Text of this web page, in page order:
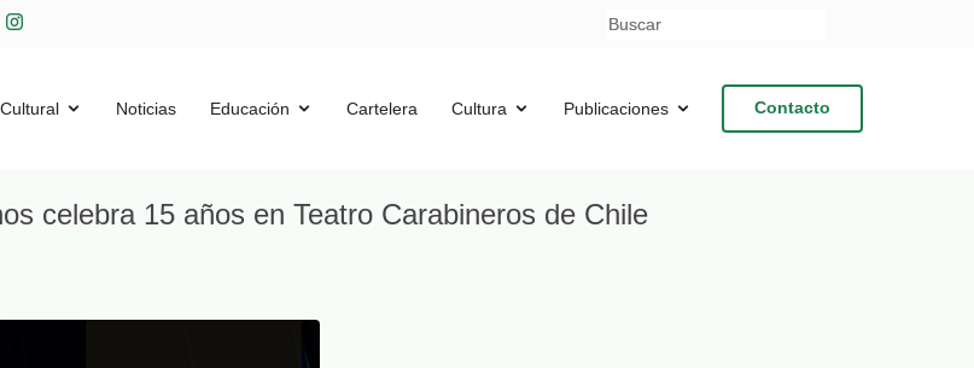
Noticias Educación Cartelera Cultura Publicaciones Contacto
celebra 15 años en Teatro Carabineros de Chile